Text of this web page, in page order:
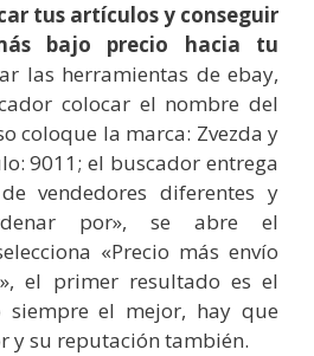
tus artículos y conseguir
bajo precio hacia tu
las herramientas de ebay,
colocar el nombre del
coloque la marca: Zvezda y
9011; el buscador entrega
vendedores diferentes y
por», se abre el
«Precio más envío
el primer resultado es el
el mejor, hay que
y su reputación también.